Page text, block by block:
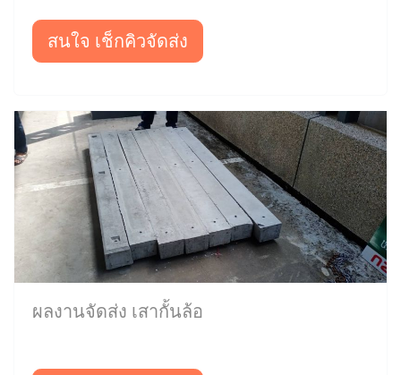
สนใจ เช็กคิวจัดส่ง
ผลงานจัดส่ง เสากั้นล้อ